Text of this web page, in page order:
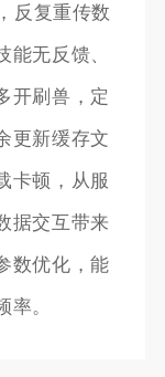
反复重传数
无反馈、
开刷兽，定
更新缓存文
卡顿，从服
据交互带来
数优化，能
。